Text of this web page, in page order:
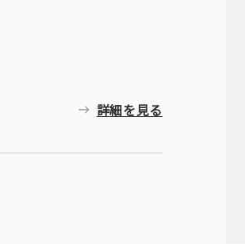
詳細を見る